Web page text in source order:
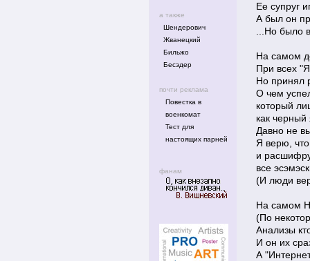
а также
Шендерович
Жванецкий
Бильжо
Бесэдер
почти реклама
Повестка в
военкомат
Тест для
настоящих парней
фанам
Ее супруг
А был он
...Но было
На самом
При всех
Но принял
О чем
который
как
Давно не
Я верю,
и
все
(И люди
На самом
(По
Анализы
И он их
А